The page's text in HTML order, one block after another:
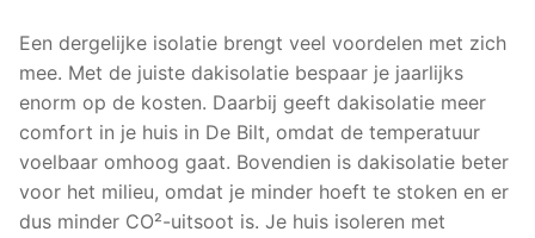
Een dergelijke isolatie brengt veel voordelen met zich
mee. Met de juiste dakisolatie bespaar je jaarlijks
enorm op de kosten. Daarbij geeft dakisolatie meer
comfort in je huis in De Bilt, omdat de temperatuur
voelbaar omhoog gaat. Bovendien is dakisolatie beter
voor het milieu, omdat je minder hoeft te stoken en er
dus minder CO²-uitsoot is. Je huis isoleren met